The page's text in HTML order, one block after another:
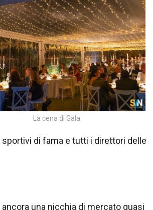
La cena di Gala
sportivi di fama e tutti i direttori delle
una nicchia di mercato quasi